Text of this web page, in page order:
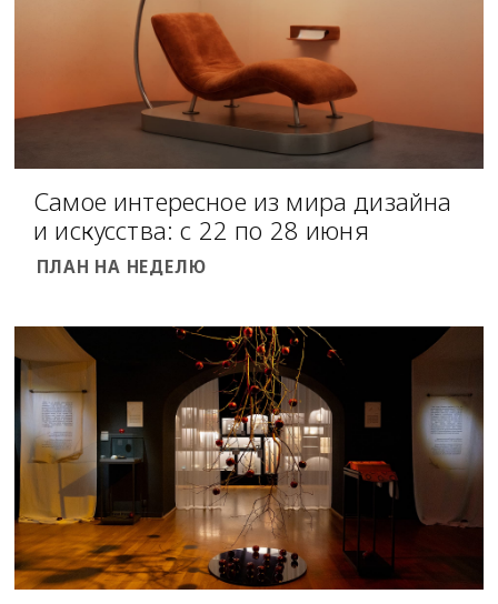
Самое интересное из мира дизайна
и искусства: с 22 по 28 июня
ПЛАН НА НЕДЕЛЮ